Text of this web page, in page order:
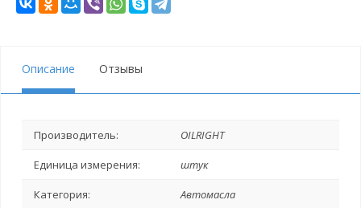
Описание Отзывы
Производитель: OILRIGHT
Единица измерения: штук
Категория: Автомасла